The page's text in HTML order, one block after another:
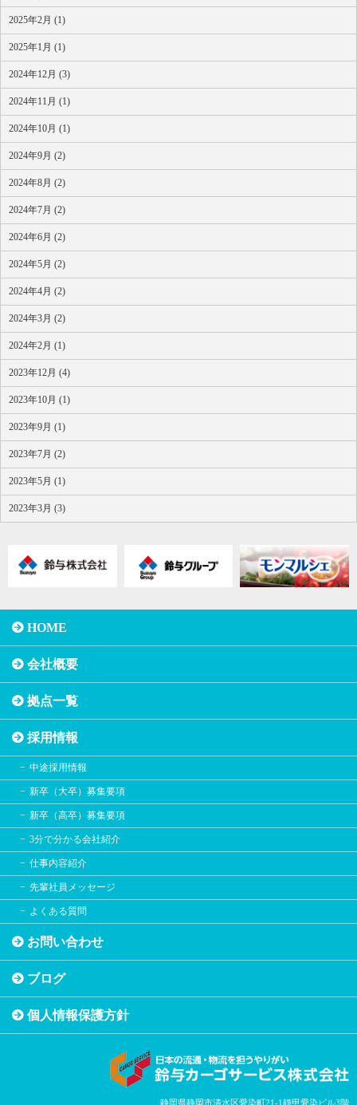
2025年2月 (1)
2025年1月 (1)
2024年12月 (3)
2024年11月 (1)
2024年10月 (1)
2024年9月 (2)
2024年8月 (2)
2024年7月 (2)
2024年6月 (2)
2024年5月 (2)
2024年4月 (2)
2024年3月 (2)
2024年2月 (1)
2023年12月 (4)
2023年10月 (1)
2023年9月 (1)
2023年7月 (2)
2023年5月 (1)
2023年3月 (3)
HOME
会社概要
拠点一覧
採用情報
中途採用情報
新卒（大卒）募集要項
新卒（高卒）募集要項
3分で分かる会社紹介
仕事内容紹介
先輩社員メッセージ
よくある質問
お問い合わせ
ブログ
個人情報保護方針
静岡県静岡市清水区愛染町21-1靜甲愛染ビル3階